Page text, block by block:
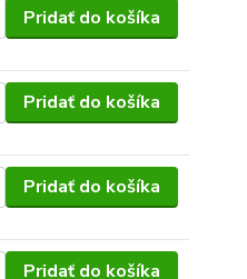
Pridať do košíka
Pridať do košíka
Pridať do košíka
Pridať do košíka